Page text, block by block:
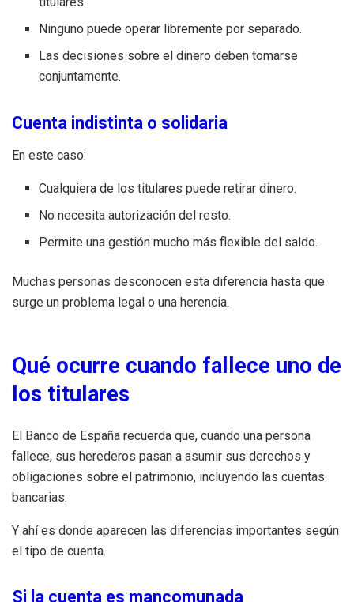
Ninguno puede operar libremente por separado.
Las decisiones sobre el dinero deben tomarse
conjuntamente.
Cuenta indistinta o solidaria
En este caso:
Cualquiera de los titulares puede retirar dinero.
No necesita autorización del resto.
Permite una gestión mucho más flexible del saldo.
Muchas personas desconocen esta diferencia hasta que
surge un problema legal o una herencia.
Qué ocurre cuando fallece uno de
los titulares
El Banco de España recuerda que, cuando una persona
fallece, sus herederos pasan a asumir sus derechos y
obligaciones sobre el patrimonio, incluyendo las cuentas
bancarias.
Y ahí es donde aparecen las diferencias importantes según
el tipo de cuenta.
Si la cuenta es mancomunada